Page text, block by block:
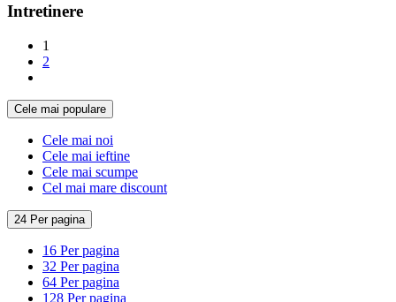
Intretinere
1
2
Cele mai populare
Cele mai noi
Cele mai ieftine
Cele mai scumpe
Cel mai mare discount
24 Per pagina
16 Per pagina
32 Per pagina
64 Per pagina
128 Per pagina